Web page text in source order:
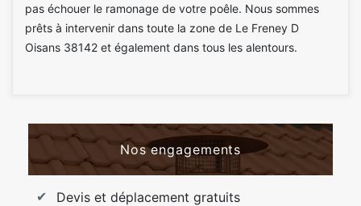
pas échouer le ramonage de votre poêle. Nous sommes
prêts à intervenir dans toute la zone de Le Freney D
Oisans 38142 et également dans tous les alentours.
Nos engagements
Devis et déplacement gratuits